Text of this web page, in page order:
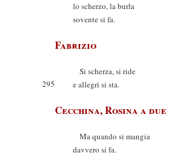
lo scherzo, la burla
sovente si fa.
Fabrizio
Si scherza, si ride
295
e allegri si sta.
Cecchina, Rosina a due
Ma quando si mangia
davvero si fa.